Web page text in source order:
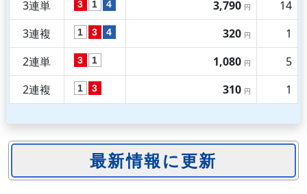
3連単 3 1 4 3,790 円
14
3連複
1 3 4 320 円
1
2連単
3 1 1,080 円
5
2連複
1 3 310 円 1